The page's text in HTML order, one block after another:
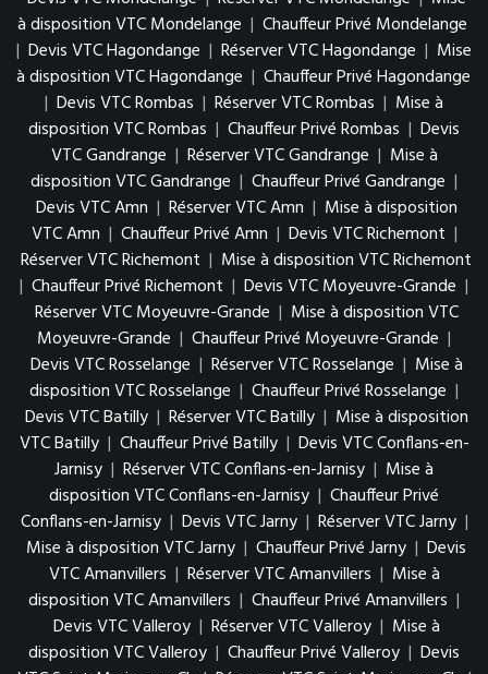
à disposition VTC Mondelange | Chauffeur Privé Mondelange
| Devis VTC Hagondange | Réserver VTC Hagondange | Mise
à disposition VTC Hagondange | Chauffeur Privé Hagondange
| Devis VTC Rombas | Réserver VTC Rombas | Mise à
disposition VTC Rombas | Chauffeur Privé Rombas | Devis
VTC Gandrange | Réserver VTC Gandrange | Mise à
disposition VTC Gandrange | Chauffeur Privé Gandrange |
Devis VTC Amn | Réserver VTC Amn | Mise à disposition
VTC Amn | Chauffeur Privé Amn | Devis VTC Richemont |
Réserver VTC Richemont | Mise à disposition VTC Richemont
| Chauffeur Privé Richemont | Devis VTC Moyeuvre-Grande |
Réserver VTC Moyeuvre-Grande | Mise à disposition VTC
Moyeuvre-Grande | Chauffeur Privé Moyeuvre-Grande |
Devis VTC Rosselange | Réserver VTC Rosselange | Mise à
disposition VTC Rosselange | Chauffeur Privé Rosselange |
Devis VTC Batilly | Réserver VTC Batilly | Mise à disposition
VTC Batilly | Chauffeur Privé Batilly | Devis VTC Conflans-en-
Jarnisy | Réserver VTC Conflans-en-Jarnisy | Mise à
disposition VTC Conflans-en-Jarnisy | Chauffeur Privé
Conflans-en-Jarnisy | Devis VTC Jarny | Réserver VTC Jarny |
Mise à disposition VTC Jarny | Chauffeur Privé Jarny | Devis
VTC Amanvillers | Réserver VTC Amanvillers | Mise à
disposition VTC Amanvillers | Chauffeur Privé Amanvillers |
Devis VTC Valleroy | Réserver VTC Valleroy | Mise à
disposition VTC Valleroy | Chauffeur Privé Valleroy | Devis